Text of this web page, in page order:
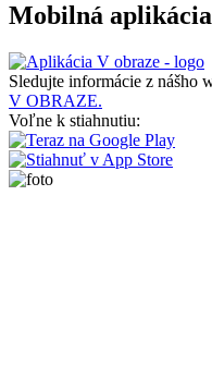
Mobilná aplikácia
Sledujte informácie z nášho
V OBRAZE.
Voľne k stiahnutiu: